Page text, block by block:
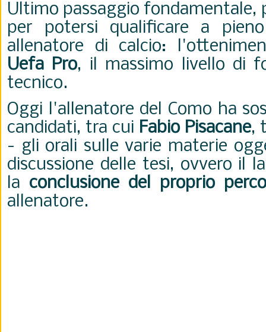
Ultimo passaggio fondamentale,
per potersi qualificare a
allenatore di calcio:
Uefa Pro, il massimo livello di
tecnico.
Oggi l'allenatore del Como ha
candidati, tra cui Fabio Pisacane,
- gli orali sulle varie materie
discussione delle tesi, ovvero il
la conclusione del proprio
allenatore.